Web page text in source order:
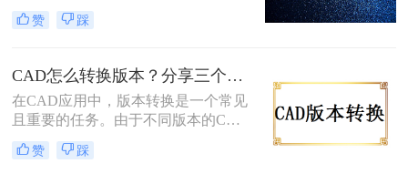
转换为另一个版本的情况。这可能是
因为不同的软件版本具有不同的功能
件与使用不同版本CAD软件的用户共
享。下面，我将介绍几种常见的CAD
版本怎么转换方法。
赞 踩
CAD怎么转换版本？分享三个简单转换方法！
在CAD应用中，版本转换是一个常见
且重要的任务。由于不同版本的CAD
软件可能具有不同的文件格式和功
能，因此需要将文件从一个版本转换
赞 踩